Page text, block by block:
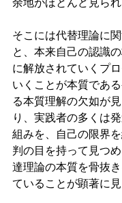
そこには代替理論に
と、本来自己の認識
に解放されていくプ
いくことが本質であ
る本質理解の欠如が
り、実践者の多くは
組みを、自己の限界
判の目を持って見つ
達理論の本質を骨抜
ていることが顕著に見